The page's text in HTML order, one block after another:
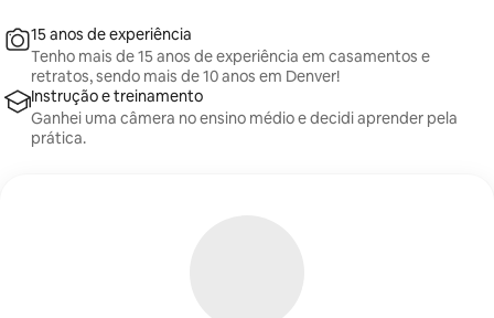
15 anos de experiência
Tenho mais de 15 anos de experiência em casamentos e
retratos, sendo mais de 10 anos em Denver!
Instrução e treinamento
Ganhei uma câmera no ensino médio e decidi aprender pela
prática.